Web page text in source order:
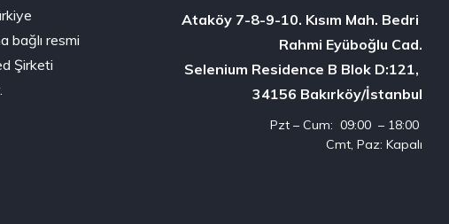
bağlı resmi
Şirketi
Ataköy 7-8-9-10. Kısım Mah. Bedri
Rahmi Eyüboğlu Cad.
Selenium Residence B Blok D:121,
34156 Bakırköy/İstanbul
Pzt – Cum: 09:00 – 18:00
Cmt, Paz: Kapalı